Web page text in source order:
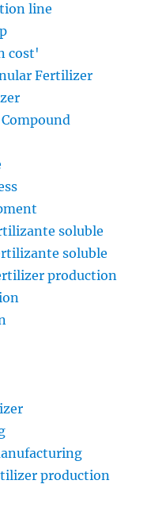
line
cost'
Fertilizer
soluble
soluble
production
production